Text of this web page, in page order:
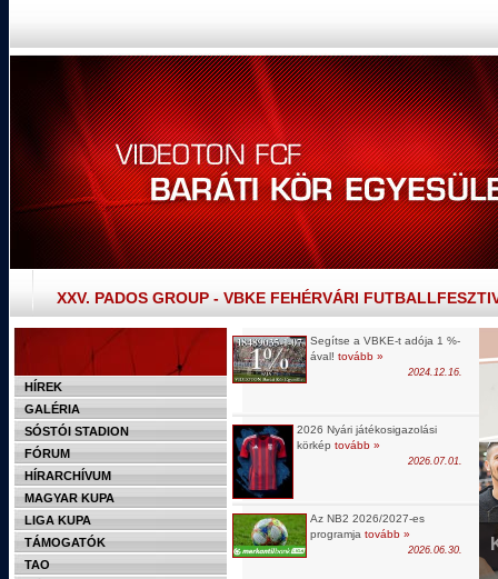
XXV. PADOS GROUP - VBKE FEHÉRVÁRI
HÍREK
GALÉRIA
SÓSTÓI STADION
FÓRUM
HÍRARCHÍVUM
MAGYAR KUPA
LIGA KUPA
TÁMOGATÓK
TAO
Segítse a VBKE-t adója 1 %-
ával! tovább »
2024.12.16.
2026 Nyári játékosigazolási
körkép tovább »
2026.07.01.
Az NB2 2026/2027-es
programja tovább »
2026.06.30.